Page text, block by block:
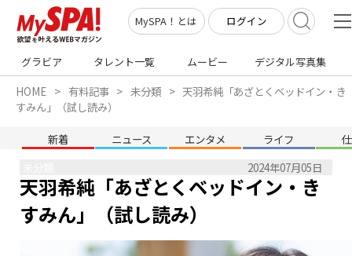
MySPA！とは ログイン
グラビア タレント一覧 ムービー デジタル写真集
HOME 有料記事 未分類
天羽希純「あざとくベッドイン・き
すみん」（試し読み）
新着 ニュース エンタメ ライフ
2024年07月05日
天羽希純「あざとくベッドイン・き
すみん」（試し読み）